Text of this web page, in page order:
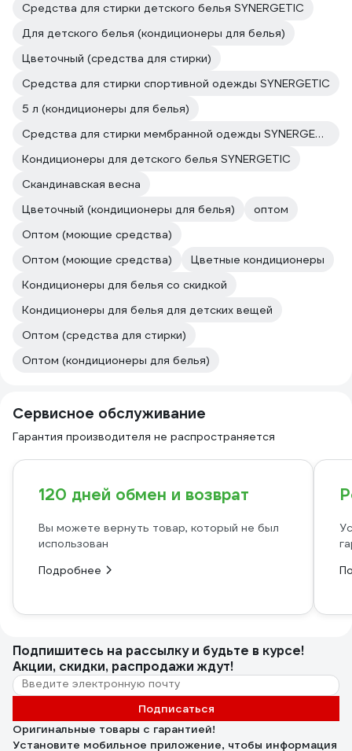
Средства для стирки детского белья SYNERGETIC
Для детского белья (кондиционеры для белья)
Цветочный (средства для стирки)
Средства для стирки спортивной одежды SYNERGETIC
5 л (кондиционеры для белья)
Средства для стирки мембранной одежды SYNERGETIC
Кондиционеры для детского белья SYNERGETIC
Скандинавская весна
Цветочный (кондиционеры для белья)
оптом
Оптом (моющие средства)
Оптом (моющие средства)
Цветные кондиционеры
Кондиционеры для белья со скидкой
Кондиционеры для белья для детских вещей
Оптом (средства для стирки)
Оптом (кондиционеры для белья)
Сервисное обслуживание
Гарантия производителя не распространяется
120 дней обмен и возврат
Вы можете вернуть товар, который не был
использован
Подробнее
Подпишитесь на рассылкуи будьте в курсе!
Акции, скидки, распродажи ждут!
Подписаться
Оригинальные товары с гарантией!
Установите мобильное приложение, чтобы информация